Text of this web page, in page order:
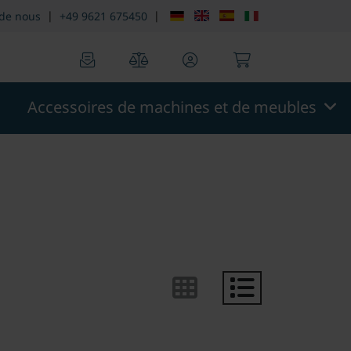
nous | +49 9621 675450 |
Accessoires de machines et de meubles